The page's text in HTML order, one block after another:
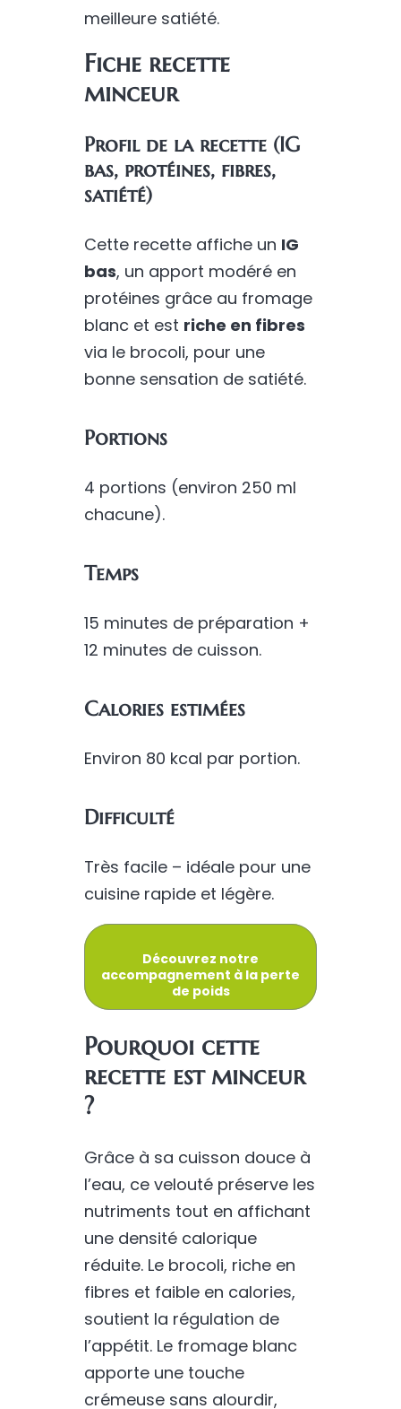
meilleure satiété.
Fiche recette
minceur
Profil de la recette (IG
bas, protéines, fibres,
satiété)
Cette recette affiche un IG
bas, un apport modéré en
protéines grâce au fromage
blanc et est riche en fibres
via le brocoli, pour une
bonne sensation de satiété.
Portions
4 portions (environ 250 ml
chacune).
Temps
15 minutes de préparation +
12 minutes de cuisson.
Calories estimées
Environ 80 kcal par portion.
Difficulté
Très facile – idéale pour une
cuisine rapide et légère.
Découvrez notre
accompagnement à la perte
de poids
Pourquoi cette
recette est minceur
?
Grâce à sa cuisson douce à
l’eau, ce velouté préserve les
nutriments tout en affichant
une densité calorique
réduite. Le brocoli, riche en
fibres et faible en calories,
soutient la régulation de
l’appétit. Le fromage blanc
apporte une touche
crémeuse sans alourdir,